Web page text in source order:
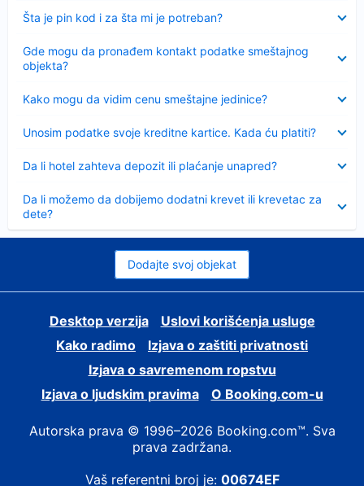
Šta je pin kod i za šta mi je potreban?
Sažeto
Gde mogu da pronađem kontakt podatke smeštajnog
objekta?
Kako mogu da vidim cenu smeštajne jedinice?
Unosim podatke svoje kreditne kartice. Kada ću platiti?
Da li hotel zahteva depozit ili plaćanje unapred?
Da li možemo da dobijemo dodatni krevet ili krevetac za
dete?
Dodajte svoj objekat
Desktop verzija
Uslovi korišćenja usluge
Kako radimo
Izjava o zaštiti privatnosti
Izjava o savremenom ropstvu
Izjava o ljudskim pravima
О Booking.com-u
Autorska prava © 1996–2026 Booking.com™. Sva
prava zadržana.
Vaš referentni broj je: 00674EF